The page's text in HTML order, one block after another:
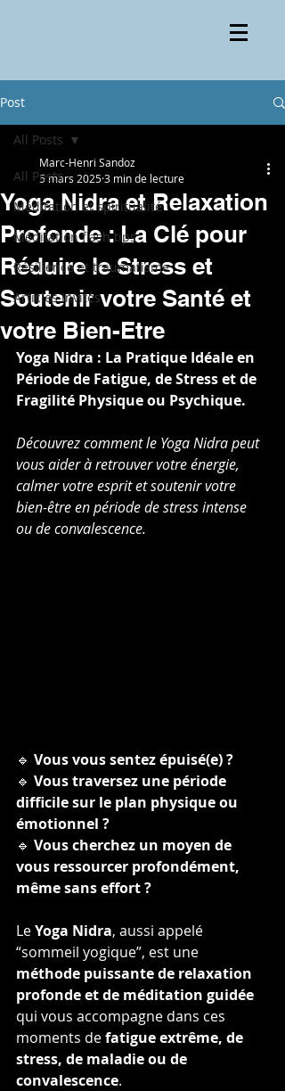
Post
All Posts
Méditation et spiritualité
Méditation flash tips
Résilience et traumatisme
Articles invités
All Posts
Yoga Nidra et Relaxation
Profonde : La Clé pour
Réduire le Stress et
Soutenir votre Santé et
votre Bien-Etre
Marc-Henri Sandoz
5 mars 20253 min de lecture
Yoga Nidra : La Pratique Idéale en
Période de Fatigue, de Stress et de
Fragilité Physique ou Psychique.
Découvrez comment le Yoga Nidra peut
vous aider à retrouver votre énergie,
calmer votre esprit et soutenir votre
bien-être en période de stress intense
ou de convalescence.
🔹 Vous vous sentez épuisé(e) ?
🔹 Vous traversez une période
difficile sur le plan physique ou
émotionnel ?
🔹 Vous cherchez un moyen de
vous ressourcer profondément,
même sans effort ?
Le Yoga Nidra, aussi appelé
“sommeil yogique”, est une
méthode puissante de relaxation
profonde et de méditation guidée
qui vous accompagne dans ces
moments de fatigue extrême, de
stress, de maladie ou de
convalescence.